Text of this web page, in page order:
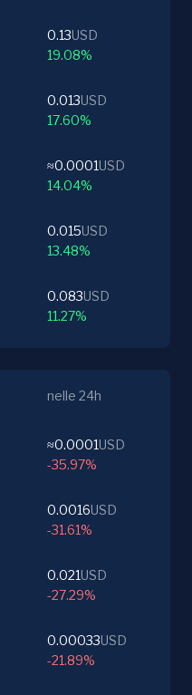
0.13USD
19.08%
0.013USD
17.60%
≈0.0001USD
14.04%
0.015USD
13.48%
0.083USD
11.27%
nelle 24h
≈0.0001USD
-35.97%
0.0016USD
-31.61%
0.021USD
-27.29%
0.00033USD
-21.89%